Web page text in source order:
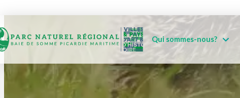
Qui sommes-nous?